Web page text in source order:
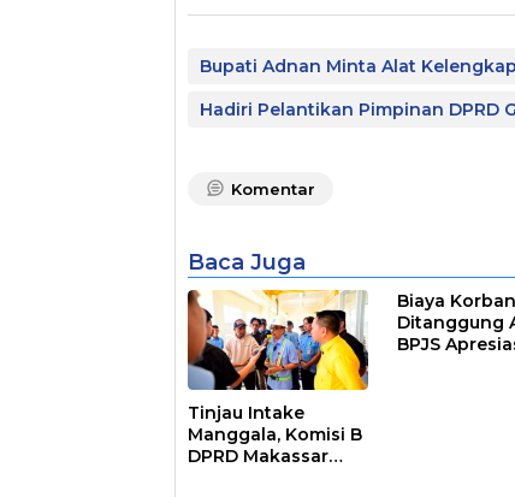
Bupati Adnan Minta Alat
Hadiri Pelantikan Pimpinan DPRD
Komentar
Baca Juga
Tinjau Intake
Manggala, Komisi B
DPRD Makassar
Biaya
Ditanggung
BPJS